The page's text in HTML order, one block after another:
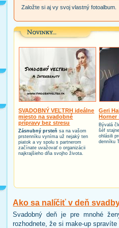
Založte si aj vy svoj vlastný fotoalbum.
SVADOBNÝ VEĽTRH ideálne
miesto na svadobné
prípravy bez stresu
Zásnubný prsteň sa na vašom
prstenníku vyníma už nejaký ten
piatok a vy spolu s partnerom
začínate uvažovať o organizácii
najkrajšieho dňa svojho života.
Geri
Horner
Bývalá
šéf
ohlásili
denníku
Ako sa nalíčiť v deň
Svadobný deň je pre mnohé
rozhodnete, že si make-up